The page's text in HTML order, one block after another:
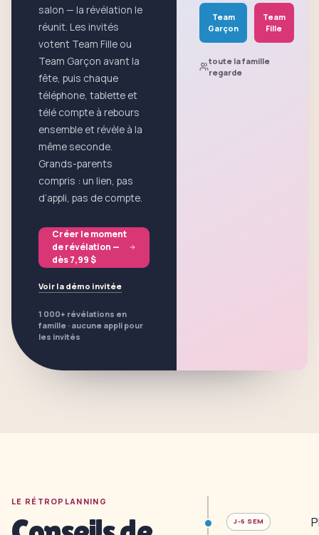
salon — la révélation le
réunit. Les invités
votent Team Fille ou
Team Garçon avant la
fête, puis chaque
téléphone, tablette et
télé compte à rebours
ensemble et révèle à la
même seconde.
Grands-parents
compris : un lien, pas
d’appli, pas de compte.
Créer le moment
de révélation —
dès 7,99 $
Voir la démo invitée
1 000+ révélations en
famille · aucune appli pour
les invités
Team
Garçon
Team
Fille
toute la famille
regarde
LE RÉTROPLANNING
J-6 SEM